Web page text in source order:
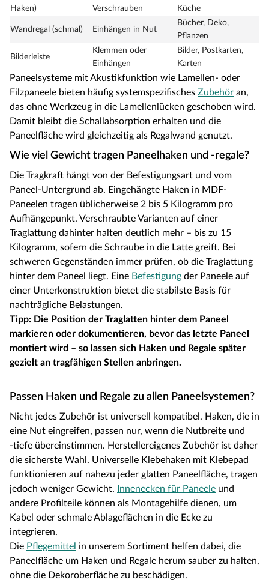
Haken)
Verschrauben
Küche
Wandregal (schmal) Einhängen in Nut
Bücher, Deko,
Pflanzen
Bilderleiste
Klemmen oder
Einhängen
Bilder, Postkarten,
Karten
Paneelsysteme mit Akustikfunktion wie Lamellen- oder
Filzpaneele bieten häufig systemspezifisches Zubehör an,
das ohne Werkzeug in die Lamellenlücken geschoben wird.
Damit bleibt die Schallabsorption erhalten und die
Paneelfläche wird gleichzeitig als Regalwand genutzt.
Wie viel Gewicht tragen Paneelhaken und -regale?
Die Tragkraft hängt von der Befestigungsart und vom
Paneel-Untergrund ab. Eingehängte Haken in MDF-
Paneelen tragen üblicherweise 2 bis 5 Kilogramm pro
Aufhängepunkt. Verschraubte Varianten auf einer
Traglattung dahinter halten deutlich mehr – bis zu 15
Kilogramm, sofern die Schraube in die Latte greift. Bei
schweren Gegenständen immer prüfen, ob die Traglattung
hinter dem Paneel liegt. Eine Befestigung der Paneele auf
einer Unterkonstruktion bietet die stabilste Basis für
nachträgliche Belastungen.
Tipp: Die Position der Traglatten hinter dem Paneel
markieren oder dokumentieren, bevor das letzte Paneel
montiert wird – so lassen sich Haken und Regale später
gezielt an tragfähigen Stellen anbringen.
Passen Haken und Regale zu allen Paneelsystemen?
Nicht jedes Zubehör ist universell kompatibel. Haken, die in
eine Nut eingreifen, passen nur, wenn die Nutbreite und
‑tiefe übereinstimmen. Herstellereigenes Zubehör ist daher
die sicherste Wahl. Universelle Klebehaken mit Klebepad
funktionieren auf nahezu jeder glatten Paneelfläche, tragen
jedoch weniger Gewicht.
Innenecken für Paneele und
andere Profilteile können als Montagehilfe dienen, um
Kabel oder schmale Ablageflächen in die Ecke zu
integrieren.
Die Pflegemittel in unserem Sortiment helfen dabei, die
Paneelfläche um Haken und Regale herum sauber zu halten,
ohne die Dekoroberfläche zu beschädigen.